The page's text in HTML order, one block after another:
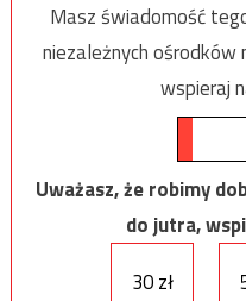
Masz świadomość
niezależnych ośrodków
wspieraj
Uważasz, że robimy
do jutra,
30 zł